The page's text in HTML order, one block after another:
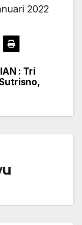
2022
: Tri